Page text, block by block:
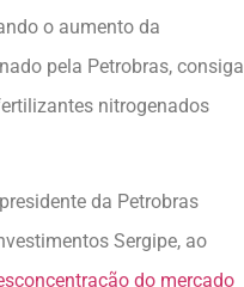
o aumento da
pela Petrobras, consiga
nitrogenados
da Petrobras
Sergipe, ao
do mercado